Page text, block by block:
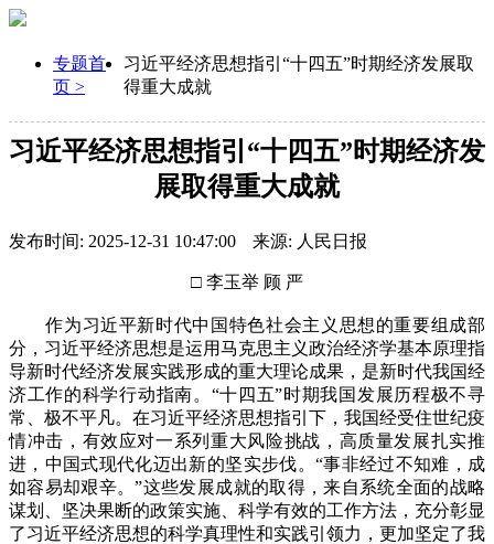
专题首
页 >
习近平经济思想指引“十四五”时期经济发展取
得重大成就
习近平经济思想指引“十四五”时期经济发
展取得重大成就
发布时间: 2025-12-31 10:47:00 来源: 人民日报
□ 李玉举 顾 严
作为习近平新时代中国特色社会主义思想的重要组成部
分，习近平经济思想是运用马克思主义政治经济学基本原理指
导新时代经济发展实践形成的重大理论成果，是新时代我国经
济工作的科学行动指南。“十四五”时期我国发展历程极不寻
常、极不平凡。在习近平经济思想指引下，我国经受住世纪疫
情冲击，有效应对一系列重大风险挑战，高质量发展扎实推
进，中国式现代化迈出新的坚实步伐。“事非经过不知难，成
如容易却艰辛。”这些发展成就的取得，来自系统全面的战略
谋划、坚决果断的政策实施、科学有效的工作方法，充分彰显
了习近平经济思想的科学真理性和实践引领力，更加坚定了我